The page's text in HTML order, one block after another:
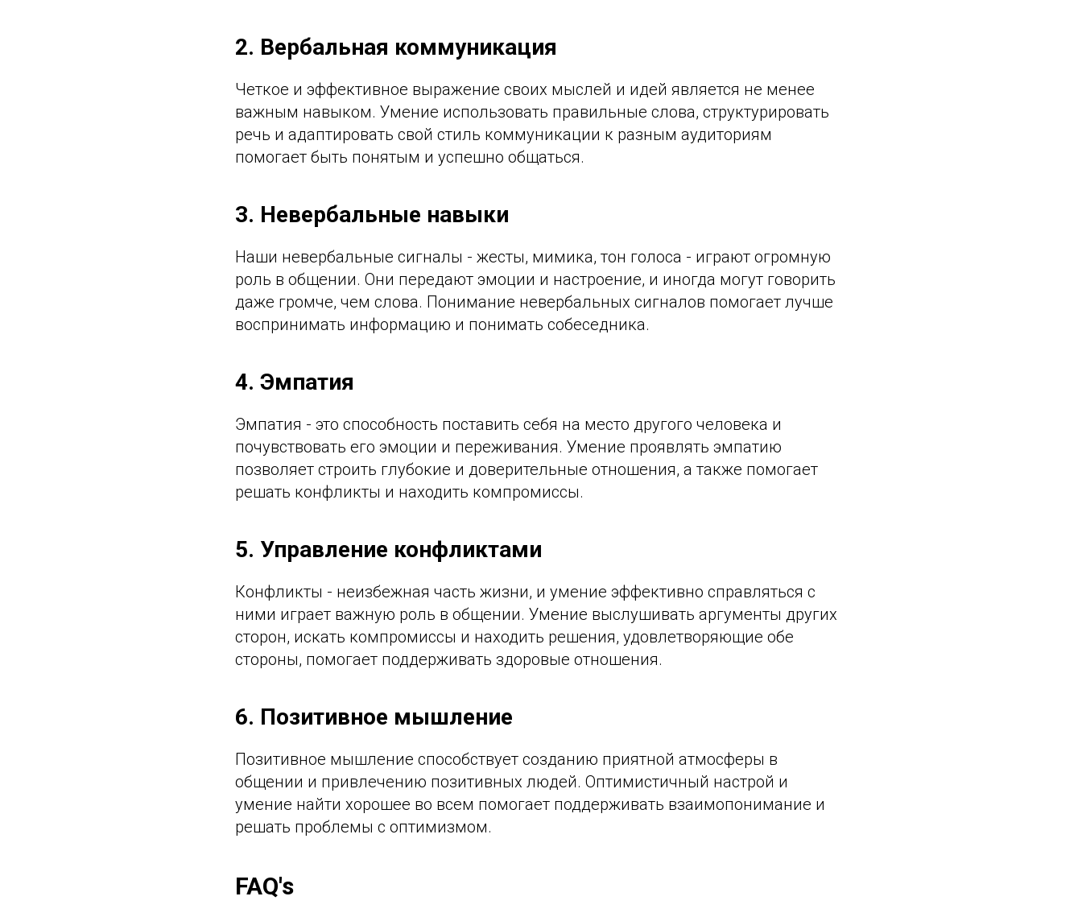
2. Вербальная коммуникация
Четкое и эффективное выражение своих мыслей и идей является не менее
важным навыком. Умение использовать правильные слова, структурировать
речь и адаптировать свой стиль коммуникации к разным аудиториям
помогает быть понятым и успешно общаться.
3. Невербальные навыки
Наши невербальные сигналы - жесты, мимика, тон голоса - играют огромную
роль в общении. Они передают эмоции и настроение, и иногда могут говорить
даже громче, чем слова. Понимание невербальных сигналов помогает лучше
воспринимать информацию и понимать собеседника.
4. Эмпатия
Эмпатия - это способность поставить себя на место другого человека и
почувствовать его эмоции и переживания. Умение проявлять эмпатию
позволяет строить глубокие и доверительные отношения, а также помогает
решать конфликты и находить компромиссы.
5. Управление конфликтами
Конфликты - неизбежная часть жизни, и умение эффективно справляться с
ними играет важную роль в общении. Умение выслушивать аргументы других
сторон, искать компромиссы и находить решения, удовлетворяющие обе
стороны, помогает поддерживать здоровые отношения.
6. Позитивное мышление
Позитивное мышление способствует созданию приятной атмосферы в
общении и привлечению позитивных людей. Оптимистичный настрой и
умение найти хорошее во всем помогает поддерживать взаимопонимание и
решать проблемы с оптимизмом.
FAQ's